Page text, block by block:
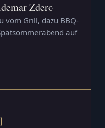
Zdero
vom Grill, dazu BBQ-
auf